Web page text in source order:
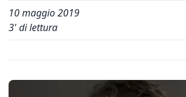
10 maggio 2019
3' di lettura